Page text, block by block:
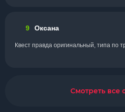
9 Оксана
Квест правда оригинальный, типа по
Смотреть все